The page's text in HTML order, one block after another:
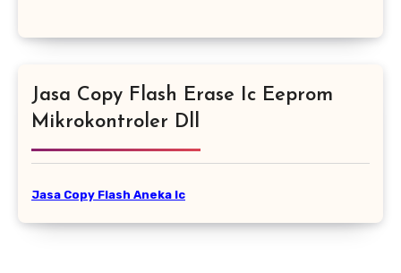
Jasa Copy Flash Erase Ic Eeprom
Mikrokontroler Dll
Jasa Copy Flash Aneka Ic